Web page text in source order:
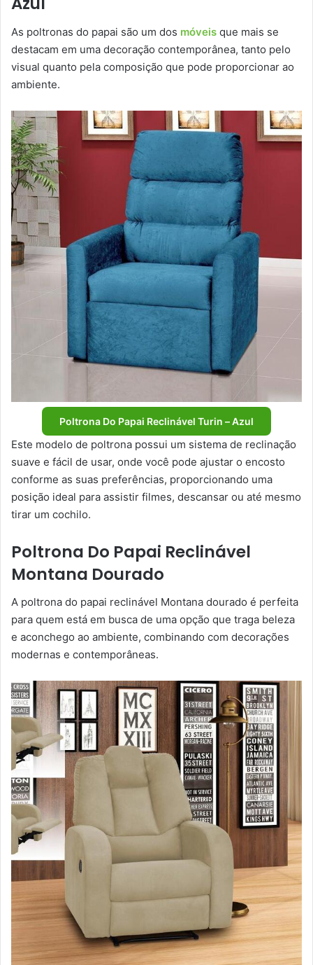
As poltronas do papai são um dos móveis que mais se
destacam em uma decoração contemporânea, tanto pelo
visual quanto pela composição que pode proporcionar ao
ambiente.
Poltrona Do Papai Reclinável Turin – Azul
Este modelo de poltrona possui um sistema de reclinação
suave e fácil de usar, onde você pode ajustar o encosto
conforme as suas preferências, proporcionando uma
posição ideal para assistir filmes, descansar ou até mesmo
tirar um cochilo.
Poltrona Do Papai Reclinável
Montana Dourado
A poltrona do papai reclinável Montana dourado é perfeita
para quem está em busca de uma opção que traga beleza
e aconchego ao ambiente, combinando com decorações
modernas e contemporâneas.